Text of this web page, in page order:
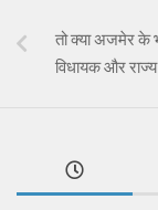
तो क्या अजमेर के
विधायक और